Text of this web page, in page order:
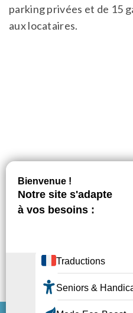
parking privées et de 15
aux locataires.